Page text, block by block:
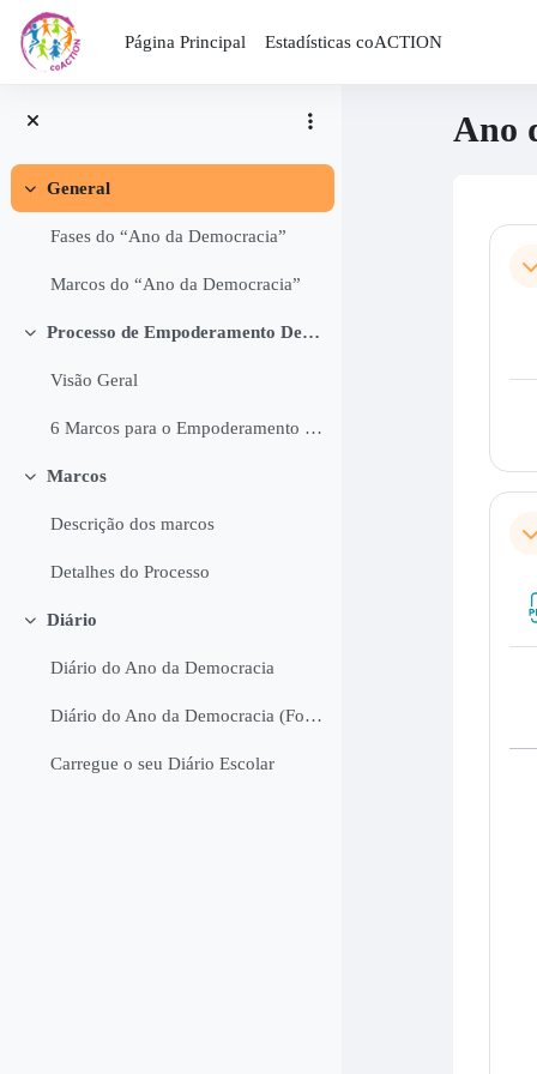
Página Principal Estadísticas coACTION
Colapsar
General
Fases do “Ano da Democracia”
Marcos do “Ano da Democracia”
Colapsar
Processo de Empoderamento Democrático
Visão Geral
6 Marcos para o Empoderamento Democrático
Colapsar
Marcos
Descrição dos marcos
Detalhes do Processo
Colapsar
Diário
Diário do Ano da Democracia
Diário do Ano da Democracia (Formato Word)
Carregue o seu Diário Escolar
Ano